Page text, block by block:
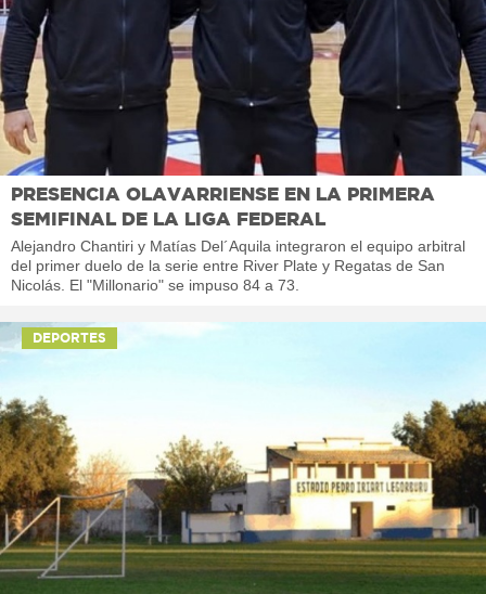
PRESENCIA OLAVARRIENSE EN LA PRIMERA
SEMIFINAL DE LA LIGA FEDERAL
Alejandro Chantiri y Matías Del´Aquila integraron el equipo arbitral
del primer duelo de la serie entre River Plate y Regatas de San
Nicolás. El "Millonario" se impuso 84 a 73.
DEPORTES